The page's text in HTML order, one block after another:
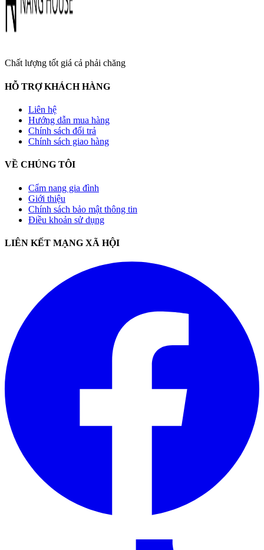
Chất lượng tốt giá cả phải chăng
HỖ TRỢ KHÁCH HÀNG
Liên hệ
Hướng dẫn mua hàng
Chính sách đổi trả
Chính sách giao hàng
VỀ CHÚNG TÔI
Cẩm nang gia đình
Giới thiệu
Chính sách bảo mật thông tin
Điều khoản sử dụng
LIÊN KẾT MẠNG XÃ HỘI